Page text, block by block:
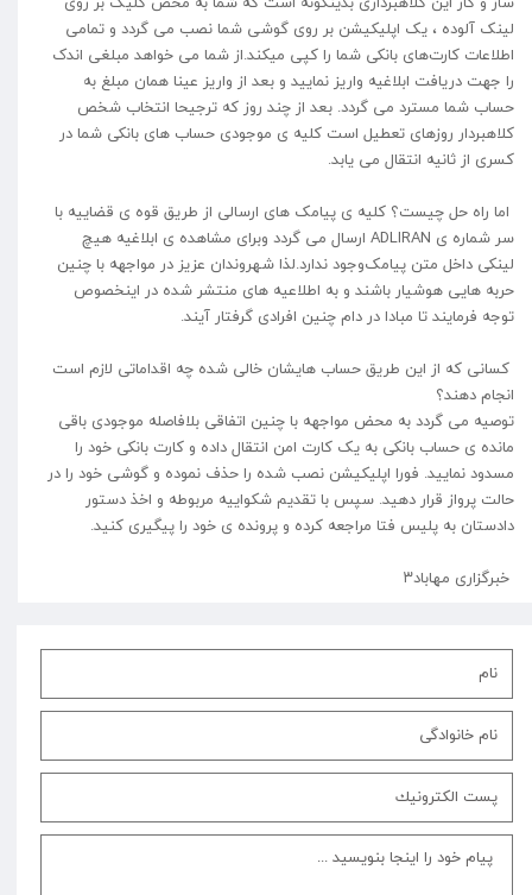
لینک آلوده ، یک اپلیکیشن بر روی گوشی شما نصب می گردد و تمامی
اطلاعات کارت‌های بانکی شما را کپی میکند.از شما می خواهد مبلغی اندک
را جهت دریافت ابلاغیه واریز نمایید و بعد از واریز عینا همان مبلغ به
حساب شما مسترد می گردد. بعد از چند روز که ترجیحا انتخاب شخص
کلاهبردار روزهای تعطیل است کلیه ی موجودی حساب های بانکی شما در
کسری از ثانیه انتقال می یابد.
اما راه حل چیست؟ کلیه ی پیامک های ارسالی از طریق قوه ی قضاییه با
سر شماره ی ADLIRAN ارسال می گردد و‌برای مشاهده ی ابلاغیه هیچ
لینکی داخل متن پیامک‌وجود ندارد.لذا شهروندان عزیز در مواجهه با چنین
حربه هایی هوشیار باشند و به اطلاعیه های منتشر شده در اینخصوص
توجه فرمایند تا مبادا در دام چنین افرادی گرفتار آیند.
کسانی که از این طریق حساب هایشان خالی شده چه اقداماتی لازم است
انجام دهند؟
توصیه می گردد به محض مواجهه با چنین اتفاقی بلافاصله موجودی باقی
مانده ی حساب بانکی به یک کارت امن انتقال داده و کارت بانکی خود را
مسدود نمایید. فورا اپلیکیشن نصب شده را حذف نموده و گوشی خود را در
حالت پرواز قرار دهید. سپس با تقدیم شکواییه مربوطه و اخذ دستور
دادستان به پلیس فتا مراجعه کرده و پرونده ی خود را پیگیری کنید.
خبرگزاری مهاباد۳